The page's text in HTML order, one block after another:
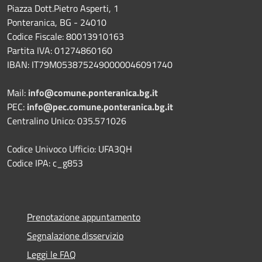
Piazza Dott.Pietro Asperti, 1
Ponteranica, BG - 24010
Codice Fiscale: 80013910163
Partita IVA: 01274860160
IBAN: IT79M0538752490000046091740
Mail: info@comune.ponteranica.bg.it
PEC: info@pec.comune.ponteranica.bg.it
Centralino Unico: 035.571026
Codice Univoco Ufficio: UFA3QH
Codice IPA: c_g853
Prenotazione appuntamento
Segnalazione disservizio
Leggi le FAQ